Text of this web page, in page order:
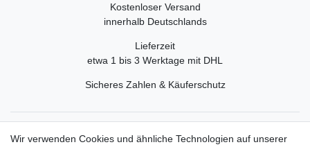
Kostenloser Versand
innerhalb Deutschlands
Lieferzeit
etwa 1 bis 3 Werktage mit DHL
Sicheres Zahlen & Käuferschutz
Wir verwenden Cookies und ähnliche Technologien auf unserer